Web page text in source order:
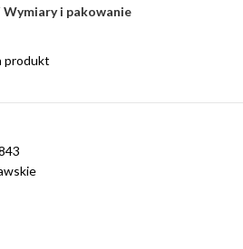
Wymiary i pakowanie
produkt